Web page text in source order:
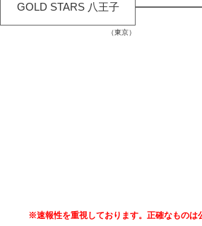
GOLD STARS 八王子
（東京）
※速報性を重視しております。正確なものは